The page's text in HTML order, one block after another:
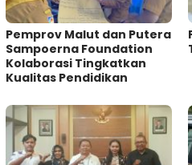
Pemprov Malut dan Putera
Sampoerna Foundation
Kolaborasi Tingkatkan
Kualitas Pendidikan